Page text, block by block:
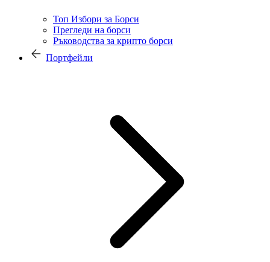
Топ Избори за Борси
Прегледи на борси
Ръководства за крипто борси
Портфейли